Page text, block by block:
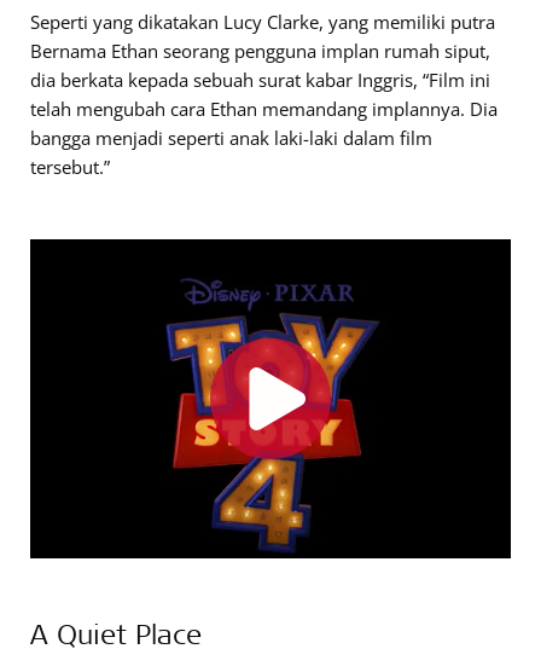
Seperti yang dikatakan Lucy Clarke, yang memiliki putra
Bernama Ethan seorang pengguna implan rumah siput,
dia berkata kepada sebuah surat kabar Inggris, “Film ini
telah mengubah cara Ethan memandang implannya. Dia
bangga menjadi seperti anak laki-laki dalam film
tersebut.”
A Quiet Place